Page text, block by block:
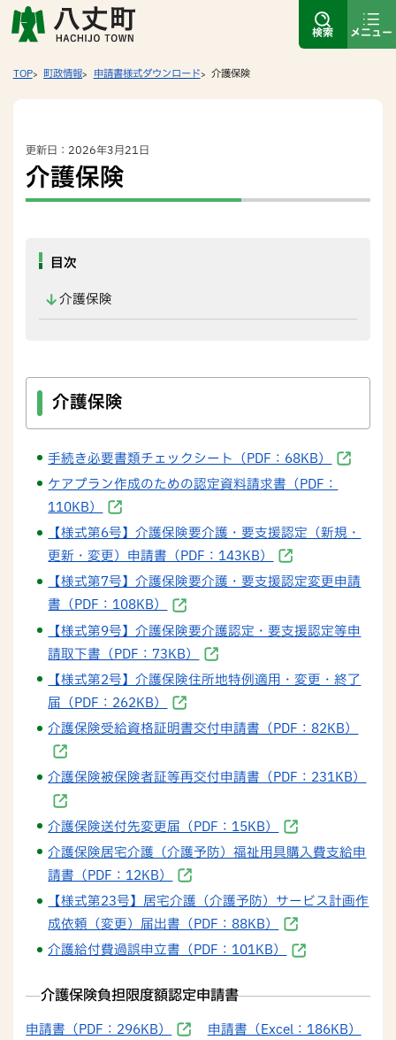
検索 メニュー
TOP 町政情報 申請書様式ダウンロード 介護保険
更新日：2026年3月21日
介護保険
目次
介護保険
介護保険
手続き必要書類チェックシート（PDF：68KB）
ケアプラン作成のための認定資料請求書（PDF：
110KB）
【様式第6号】介護保険要介護・要支援認定（新規・
更新・変更）申請書（PDF：143KB）
【様式第7号】介護保険要介護・要支援認定変更申請
書（PDF：108KB）
【様式第9号】介護保険要介護認定・要支援認定等申
請取下書（PDF：73KB）
【様式第2号】介護保険住所地特例適用・変更・終了
届（PDF：262KB）
介護保険受給資格証明書交付申請書（PDF：82KB）
介護保険被保険者証等再交付申請書（PDF：231KB）
介護保険送付先変更届（PDF：15KB）
介護保険居宅介護（介護予防）福祉用具購入費支給申
請書（PDF：12KB）
【様式第23号】居宅介護（介護予防）サービス計画作
成依頼（変更）届出書（PDF：88KB）
介護給付費過誤申立書（PDF：101KB）
介護保険負担限度額認定申請書
申請書（PDF：296KB） 申請書（Excel：186KB）